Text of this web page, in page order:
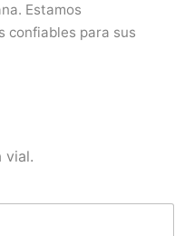
Estamos
confiables para sus
vial.